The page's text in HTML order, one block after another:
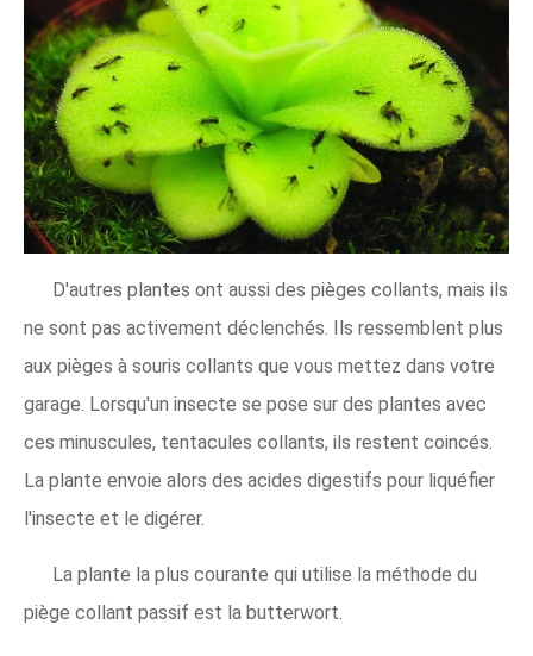
D'autres plantes ont aussi des pièges collants, mais ils
ne sont pas activement déclenchés. Ils ressemblent plus
aux pièges à souris collants que vous mettez dans votre
garage. Lorsqu'un insecte se pose sur des plantes avec
ces minuscules, tentacules collants, ils restent coincés.
La plante envoie alors des acides digestifs pour liquéfier
l'insecte et le digérer.
La plante la plus courante qui utilise la méthode du
piège collant passif est la butterwort.